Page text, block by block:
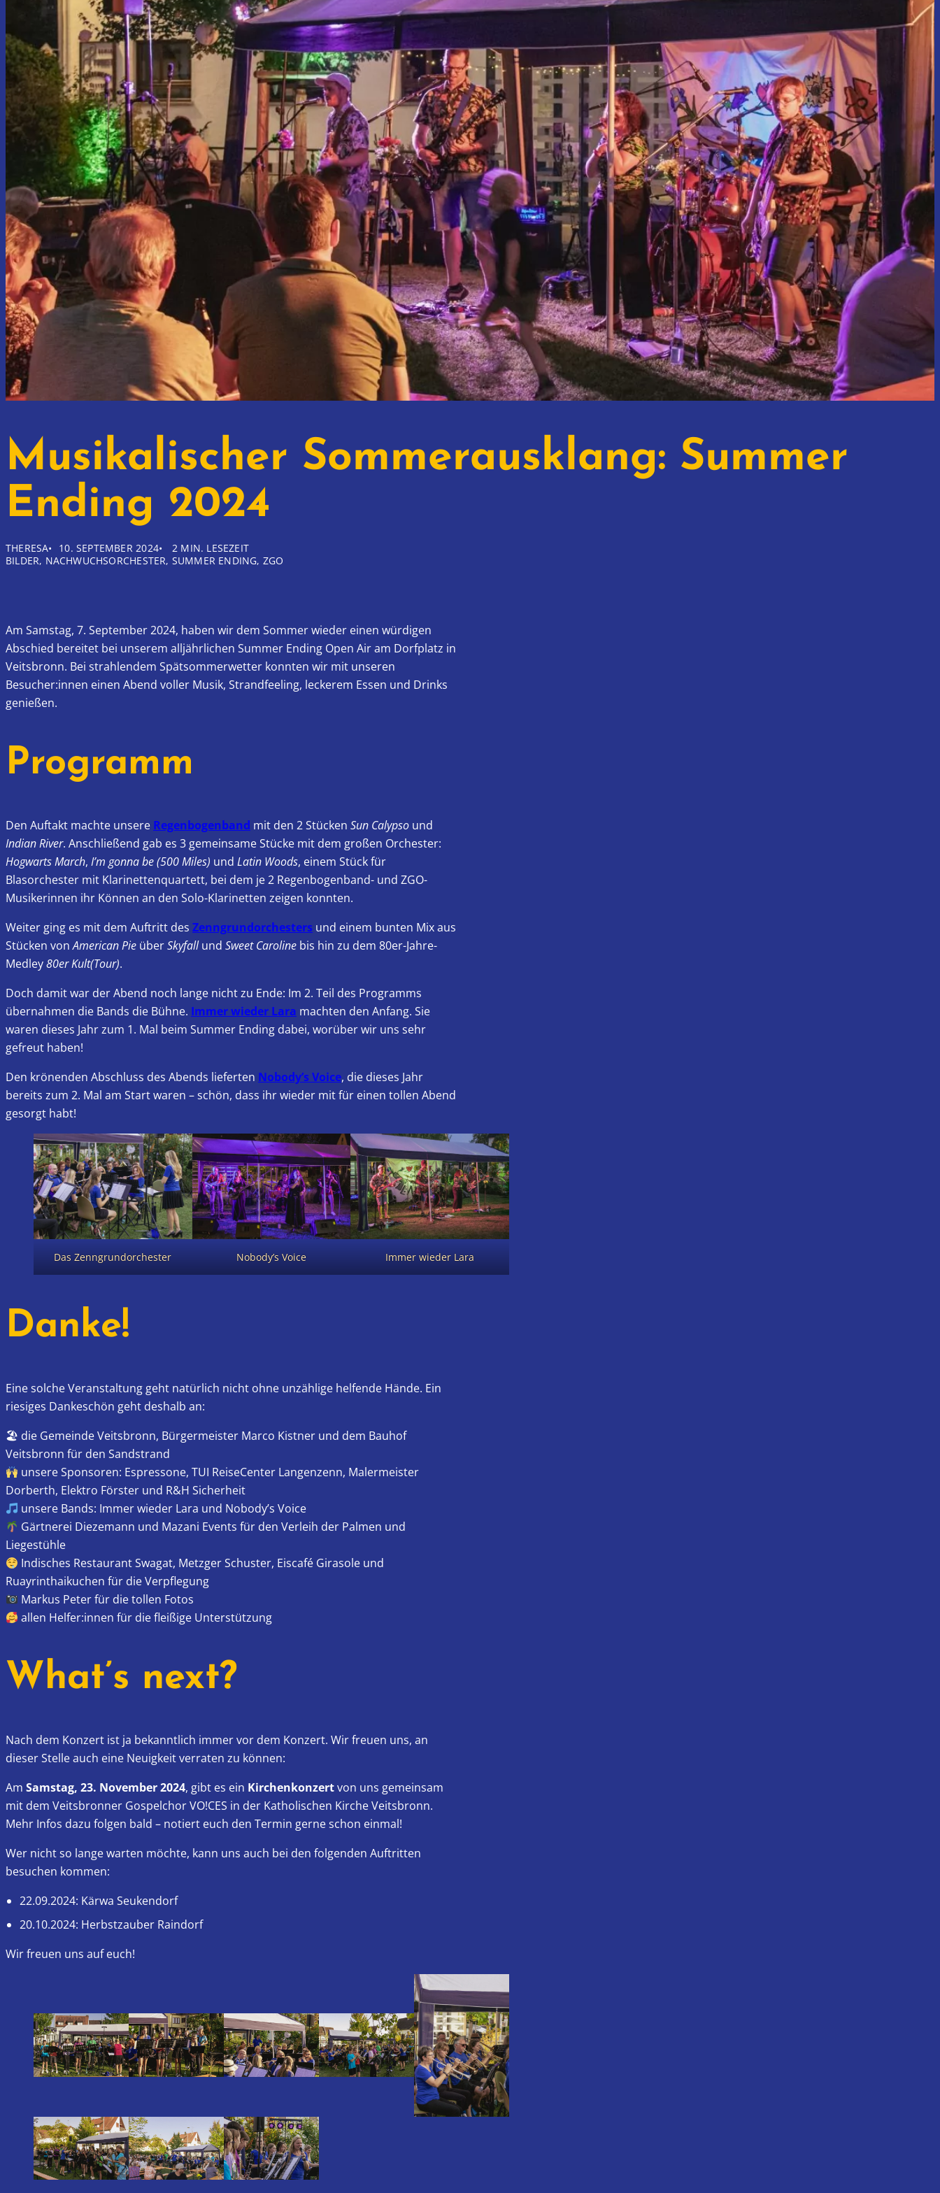
Musikalischer Sommerausklang: Summer
Ending 2024
THERESA 10. SEPTEMBER 2024
2 MIN. LESEZEIT
BILDER, NACHWUCHSORCHESTER, SUMMER ENDING, ZGO
Am Samstag, 7. September 2024, haben wir dem Sommer wieder einen würdigen
Abschied bereitet bei unserem alljährlichen Summer Ending Open Air am Dorfplatz in
Veitsbronn. Bei strahlendem Spätsommerwetter konnten wir mit unseren
Besucher:innen einen Abend voller Musik, Strandfeeling, leckerem Essen und Drinks
genießen.
Programm
Den Auftakt machte unsere Regenbogenband mit den 2 Stücken Sun Calypso und
Indian River. Anschließend gab es 3 gemeinsame Stücke mit dem großen Orchester:
Hogwarts March, I’m gonna be (500 Miles) und Latin Woods, einem Stück für
Blasorchester mit Klarinettenquartett, bei dem je 2 Regenbogenband- und ZGO-
Musikerinnen ihr Können an den Solo-Klarinetten zeigen konnten.
Weiter ging es mit dem Auftritt des Zenngrundorchesters und einem bunten Mix aus
Stücken vonAmerican Pie überSkyfallund Sweet Caroline bis hin zu dem 80er-Jahre-
Medley80er Kult(Tour).
Doch damit war der Abend noch lange nicht zu Ende: Im 2. Teil des Programms
übernahmen die Bands die Bühne. Immer wieder Lara machten den Anfang. Sie
waren dieses Jahr zum 1. Mal beim Summer Ending dabei, worüber wir uns sehr
gefreut haben!
Den krönenden Abschluss des Abends lieferten Nobody’s Voice, die dieses Jahr
bereits zum 2. Mal am Start waren – schön, dass ihr wieder mit für einen tollen Abend
gesorgt habt!
Das Zenngrundorchester Nobody’s Voice Immer wieder Lara
Danke!
Eine solche Veranstaltung geht natürlich nicht ohne unzählige helfende Hände. Ein
riesiges Dankeschön geht deshalb an:
🏖 die Gemeinde Veitsbronn, Bürgermeister Marco Kistner und dem Bauhof
Veitsbronn für den Sandstrand
unsere Sponsoren: Espressone, TUI ReiseCenter Langenzenn, Malermeister
Dorberth, Elektro Förster und R&H Sicherheit
unsere Bands: Immer wieder Lara und Nobody’s Voice
Gärtnerei Diezemann und Mazani Events für den Verleih der Palmen und
Liegestühle
Indisches Restaurant Swagat, Metzger Schuster, Eiscafé Girasole und
Ruayrinthaikuchen für die Verpflegung
Markus Peter für die tollen Fotos
allen Helfer:innen für die fleißige Unterstützung
What’s next?
Nach dem Konzert ist ja bekanntlich immer vor dem Konzert. Wir freuen uns, an
dieser Stelle auch eine Neuigkeit verraten zu können:
Am Samstag, 23. November 2024, gibt es ein Kirchenkonzertvon uns gemeinsam
mit dem Veitsbronner Gospelchor VO!CES in der Katholischen Kirche Veitsbronn.
Mehr Infos dazu folgen bald – notiert euch den Termin gerne schon einmal!
Wer nicht so lange warten möchte, kann uns auch bei den folgenden Auftritten
besuchen kommen:
22.09.2024: Kärwa Seukendorf
20.10.2024: Herbstzauber Raindorf
Wir freuen uns auf euch!